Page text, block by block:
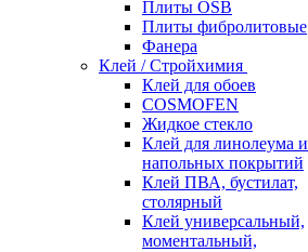
Плиты OSB
Плиты фибролитовые
Фанера
Клей / Стройхимия
Клей для обоев
COSMOFEN
Жидкое стекло
Клей для линолеума и
напольных покрытий
Клей ПВА, бустилат,
столярный
Клей универсальный,
моментальный,